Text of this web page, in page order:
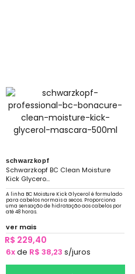
schwarzkopf
Schwarzkopf BC Clean Moisture
Kick Glycero...
A linha BC Moisture Kick Glycerol é formulado
para cabelos normais a secos. Proporciona
uma sensação de hidratação aos cabelos por
até 48 horas.
ver mais
R$ 229,40
6xde R$ 38,23 s/juros